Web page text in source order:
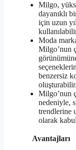
Milgo,
dayanıklı
için uzun
Moda
Milgo’nun
benzersiz
oluşturabilir.
Milgo’nun
nedeniyle,
trendlerine
olarak
Avantajları